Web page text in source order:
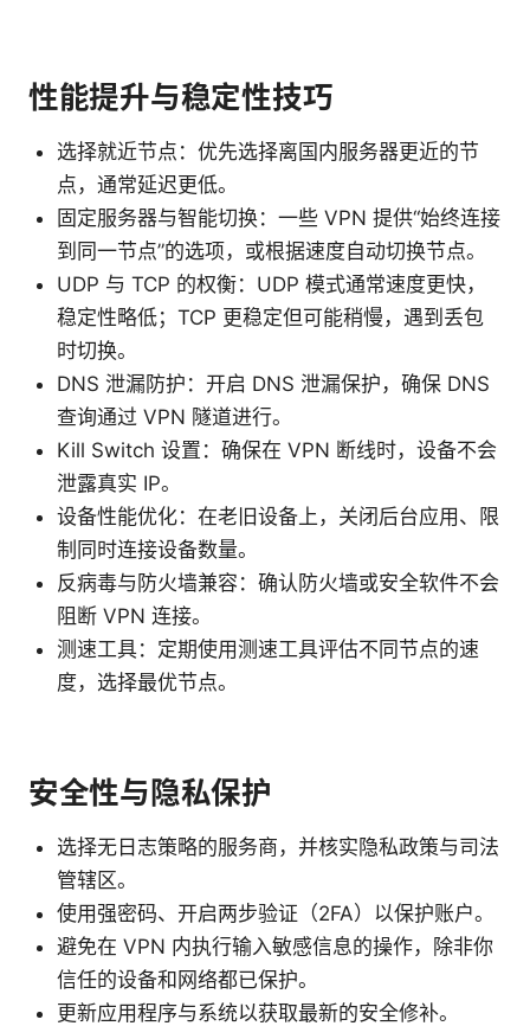
性能提升与稳定性技巧
选择就近节点：优先选择离国内服务器更近的节
点，通常延迟更低。
固定服务器与智能切换：一些 VPN 提供“始终连接
到同一节点”的选项，或根据速度自动切换节点。
UDP 与 TCP 的权衡：UDP 模式通常速度更快，
稳定性略低；TCP 更稳定但可能稍慢，遇到丢包
时切换。
DNS 泄漏防护：开启 DNS 泄漏保护，确保 DNS
查询通过 VPN 隧道进行。
Kill Switch 设置：确保在 VPN 断线时，设备不会
泄露真实 IP。
设备性能优化：在老旧设备上，关闭后台应用、限
制同时连接设备数量。
反病毒与防火墙兼容：确认防火墙或安全软件不会
阻断 VPN 连接。
测速工具：定期使用测速工具评估不同节点的速
度，选择最优节点。
安全性与隐私保护
选择无日志策略的服务商，并核实隐私政策与司法
管辖区。
使用强密码、开启两步验证（2FA）以保护账户。
避免在 VPN 内执行输入敏感信息的操作，除非你
信任的设备和网络都已保护。
更新应用程序与系统以获取最新的安全修补。